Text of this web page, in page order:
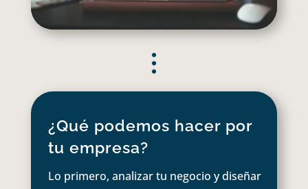
¿Qué podemos hacer por
tu empresa?
Lo primero, analizar tu negocio y diseñar